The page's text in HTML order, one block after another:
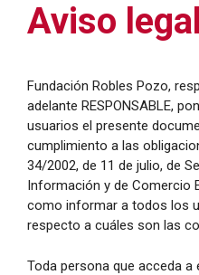
Aviso legal
Fundación Robles Pozo,
adelante RESPONSABLE,
usuarios el presente
cumplimiento a las
34/2002, de 11 de julio, de
Información y de Comercio
como informar a todos los
respecto a cuáles son las
Toda persona que acceda